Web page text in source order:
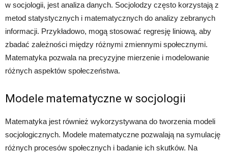
w socjologii, jest analiza danych. Socjolodzy często korzystają z
metod statystycznych i matematycznych do analizy zebranych
informacji. Przykładowo, mogą stosować regresję liniową, aby
zbadać zależności między różnymi zmiennymi społecznymi.
Matematyka pozwala na precyzyjne mierzenie i modelowanie
różnych aspektów społeczeństwa.
Modele matematyczne w socjologii
Matematyka jest również wykorzystywana do tworzenia modeli
socjologicznych. Modele matematyczne pozwalają na symulację
różnych procesów społecznych i badanie ich skutków. Na